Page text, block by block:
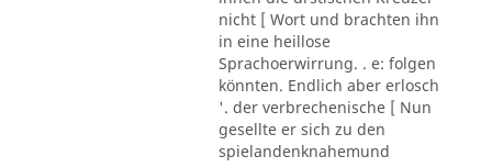
nicht [ Wort und brachten ihn
in eine heillose
Sprachoerwirrung. . e: folgen
könnten. Endlich aber erlosch
'. der verbrechenische [ Nun
gesellte er sich zu den
spielandenknahemund